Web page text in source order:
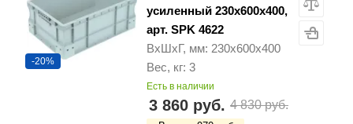
-20%
усиленный 230х600х400,
арт. SPK 4622
ВхШхГ, мм: 230х600х400
Вес, кг: 3
Есть в наличии
3 860 руб. 4 830 руб.